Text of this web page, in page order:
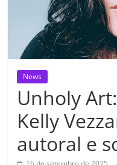
News
Unholy
Kelly
autoral e